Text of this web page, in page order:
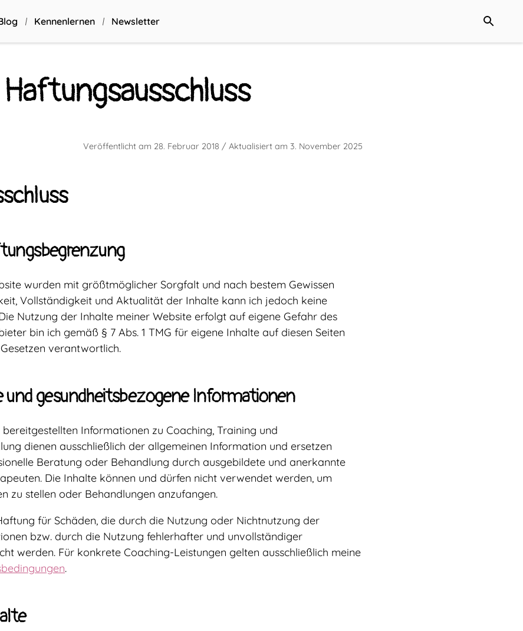
Kennenlernen Newsletter
Haftungs­ausschluss
Veröffentlicht am 28. Februar 2018 / Aktualisiert am 3. November 2025
wurden mit größtmöglicher Sorgfalt und nach bestem Gewissen
Vollständigkeit und Aktualität der Inhalte kann ich jedoch keine
Nutzung der Inhalte meiner Website erfolgt auf eigene Gefahr des
bin ich gemäß § 7 Abs. 1 TMG für eigene Inhalte auf diesen Seiten
verantwortlich.
und gesundheitsbezogene Informationen
Informationen zu Coaching, Training und
dienen ausschließlich der allgemeinen Information und ersetzen
Beratung oder Behandlung durch ausgebildete und anerkannte
Die Inhalte können und dürfen nicht verwendet werden, um
zu stellen oder Behandlungen anzufangen.
für Schäden, die durch die Nutzung oder Nichtnutzung der
bzw. durch die Nutzung fehlerhafter und unvollständiger
werden. Für konkrete Coaching-Leistungen gelten ausschließlich meine
.